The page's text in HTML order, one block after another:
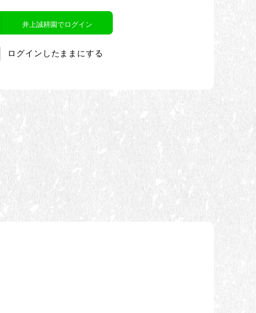
井上誠耕園でログイン
ログインしたままにする